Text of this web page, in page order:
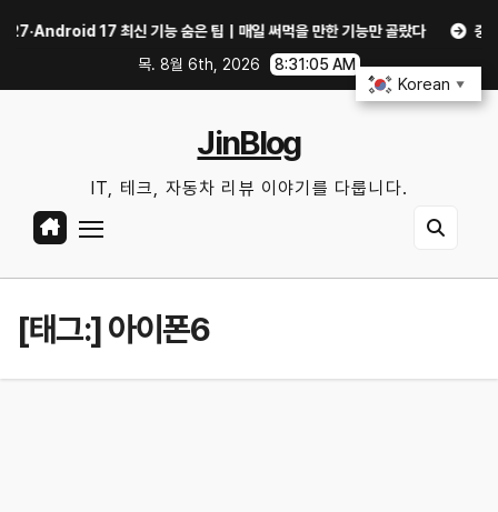
17 최신 기능 숨은 팁｜매일 써먹을 만한 기능만 골랐다
중고 폰·노
목. 8월 6th, 2026
8:31:06 AM
JinBlog
IT, 테크, 자동차 리뷰 이야기를 다룹니다.
[태그:]아이폰6
Korean ▼